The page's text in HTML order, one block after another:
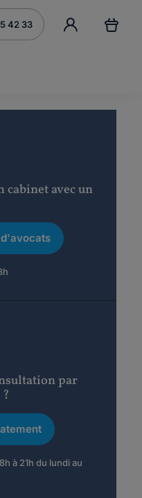
42 33
cabinet avec un
d'avocats
par
à 21h du lundi au